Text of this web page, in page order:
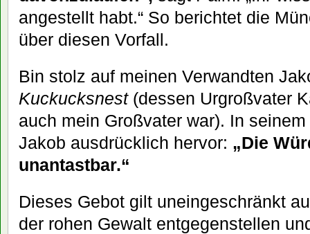
angestellt habt.“ So berichtet die
über diesen Vorfall.
Bin stolz auf meinen Verwandten
Kuckucksnest(dessen Urgroßvater
auch mein Großvater war). In
Jakob ausdrücklich hervor: „Die
unantastbar.“
Dieses Gebot gilt uneingeschränkt
der rohen Gewalt entgegenstellen